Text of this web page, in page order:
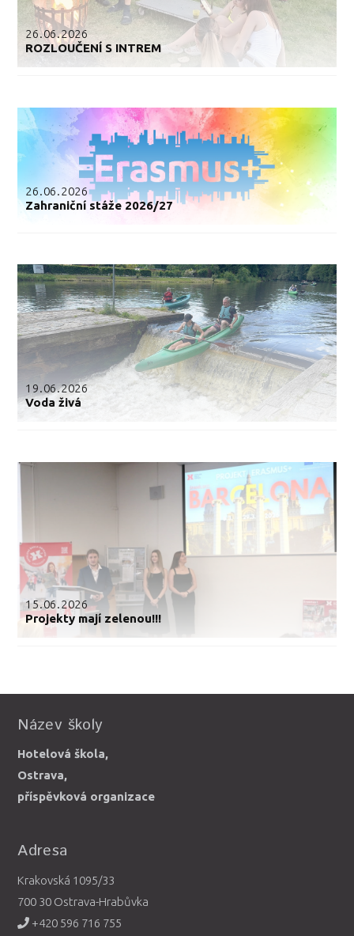
26.06.2026
ROZLOUČENÍ S INTREM
26.06.2026
Zahraniční stáže 2026/27
19.06.2026
Voda živá
15.06.2026
Projekty mají zelenou!!!
Název školy
Hotelová škola,
Ostrava,
příspěvková organizace
Adresa
Krakovská 1095/33
700 30 Ostrava-Hrabůvka
+420 596 716 755